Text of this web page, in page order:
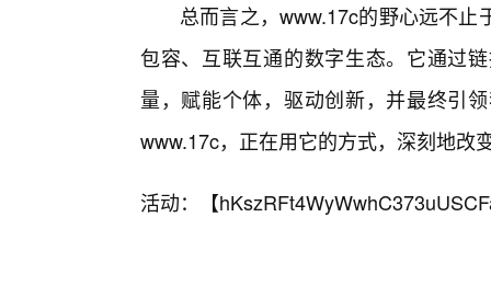
总而言之，www.17c的野心远不
包容、互联互通的数字生态。它通过
量，赋能个体，驱动创新，并最终引
www.17c，正在用它的方式，深刻地改
活动：【